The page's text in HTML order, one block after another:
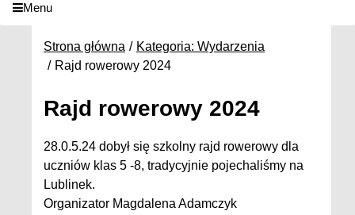
Menu
Strona główna
Kategoria: Wydarzenia
Rajd rowerowy 2024
Rajd rowerowy 2024
28.0.5.24 dobył się szkolny rajd rowerowy dla
uczniów klas 5 -8, tradycyjnie pojechaliśmy na
Lublinek.
Organizator Magdalena Adamczyk